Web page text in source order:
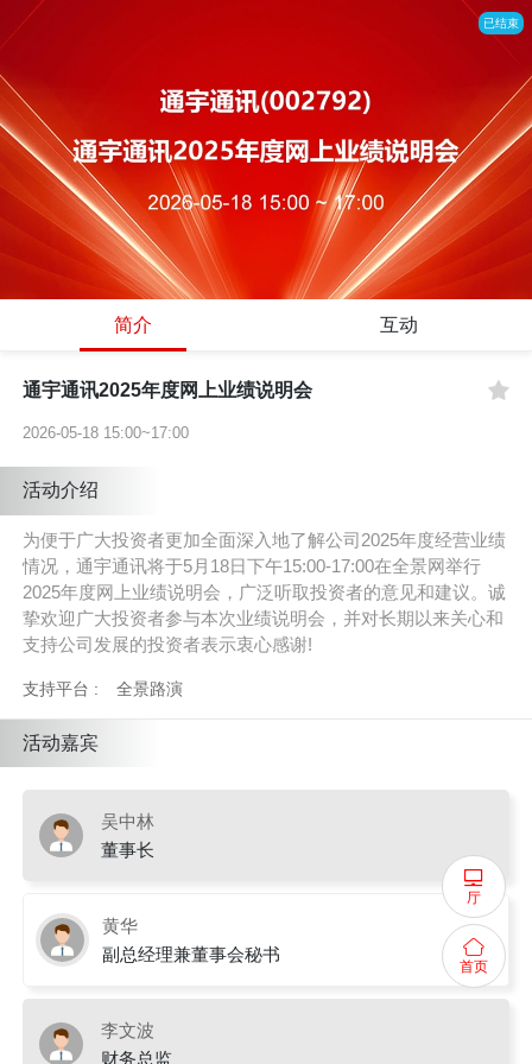
已结束
简介 互动
通宇通讯2025年度网上业绩说明会
2026-05-18 15:00~17:00
活动介绍
为便于广大投资者更加全面深入地了解公司2025年度经营业绩
情况，通宇通讯将于5月18日下午15:00-17:00在全景网举行
2025年度网上业绩说明会，广泛听取投资者的意见和建议。诚
挚欢迎广大投资者参与本次业绩说明会，并对长期以来关心和
支持公司发展的投资者表示衷心感谢!
支持平台 : 全景路演
活动嘉宾
吴中林
董事长
黄华
副总经理兼董事会秘书
李文波
财务总监
厅
首页